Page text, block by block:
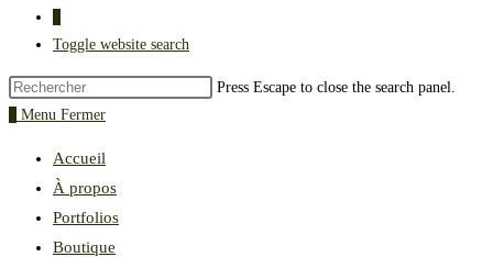
Toggle website search
Press Escape to close the search panel.
Menu Fermer
Accueil
À propos
Portfolios
Boutique